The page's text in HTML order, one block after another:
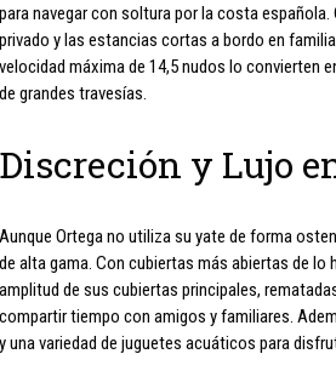
para navegar con soltura por la costa
privado y las estancias cortas a bordo en
velocidad máxima de 14,5 nudos lo convierten
de grandes travesías.
Discreción y Lujo
Aunque Ortega no utiliza su yate de forma
de alta gama. Con cubiertas más abiertas de
amplitud de sus cubiertas principales,
compartir tiempo con amigos y familiares.
y una variedad de juguetes acuáticos para